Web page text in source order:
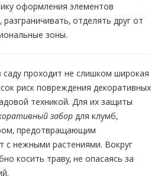
оформления элементов
отделять друг от
зоны.
проходит не слишком широкая
риск повреждения декоративных
техникой. Для их защиты
забор для клумб,
предотвращающим
с нежными растениями. Вокруг
косить траву, не опасаясь за